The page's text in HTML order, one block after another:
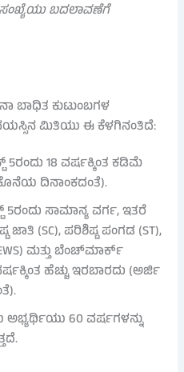
ಬದಲಾವಣೆಗೆ
ಬಾಧಿತ ಕುಟುಂಬಗಳ
ಮಿತಿಯು ಈ ಕೆಳಗಿನಂತಿದೆ:
5ರಂದು 18 ವರ್ಷಕ್ಕಿಂತ ಕಡಿಮೆ
ದಿನಾಂಕದಂತೆ).
5ರಂದು ಸಾಮಾನ್ಯ ವರ್ಗ, ಇತರೆ
ಜಾತಿ (SC), ಪರಿಶಿಷ್ಟ ಪಂಗಡ (ST),
ಮತ್ತು ಬೆಂಚ್‌ಮಾರ್ಕ್
ಹೆಚ್ಚು ಇರಬಾರದು (ಅರ್ಜಿ
ಅಭ್ಯರ್ಥಿಯು 60 ವರ್ಷಗಳನ್ನು